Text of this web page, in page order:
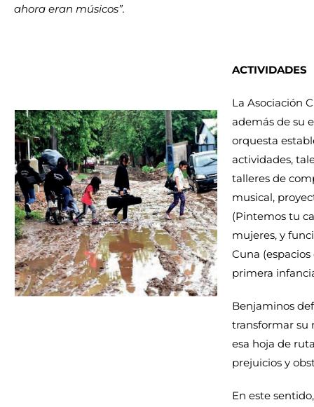
ahora eran músicos”.
ACTIVIDADES
La Asociación
además de su
orquesta
actividades,
talleres de
musical,
(Pintemos tu
mujeres, y
Cuna
primera
Benjaminos
transformar su
esa hoja de
prejuicios y
En este